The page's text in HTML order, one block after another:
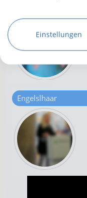
Engelslhaar
Einstellungen